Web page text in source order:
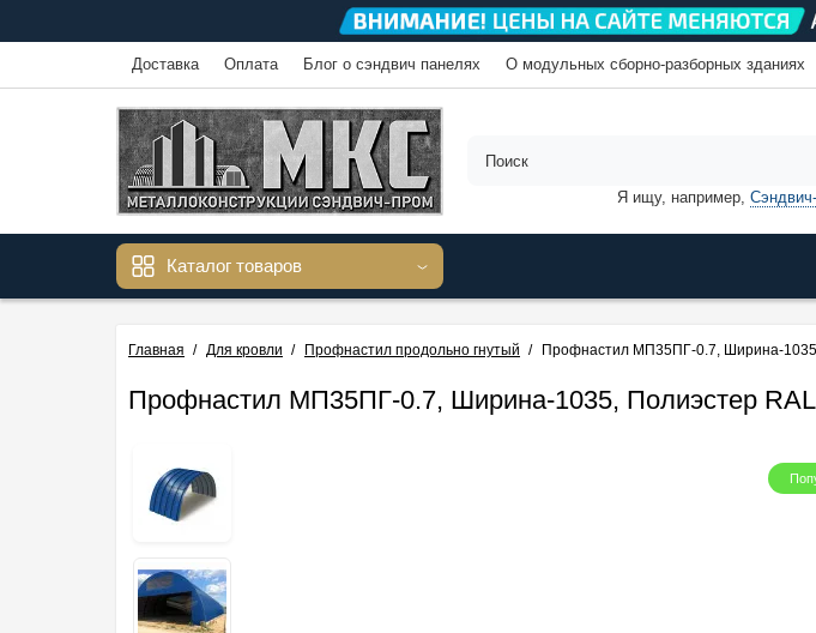
Доставка Оплата Блог о сэндвич панелях О модульных сборно-разборных зданиях
Я ищу, например,
Каталог товаров
Главная Для кровли Профнастил продольно гнутый Профнастил МП35ПГ-0.7, Ширина-
Профнастил МП35ПГ-0.7, Ширина-1035, Полиэстер